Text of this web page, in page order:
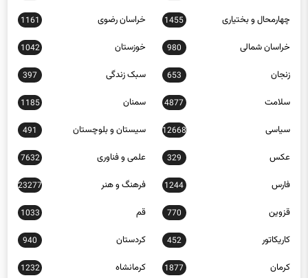
چهارمحال و بختیاری 1455 خراسان رضوی 1161
خراسان شمالی 980 خوزستان 1042
زنجان 653 سبک زندگی 397
سلامت 4877 سمنان 1185
سیاسی 12668 سیستان و بلوچستان 491
عکس 329 علمی و فناوری 7632
فارس 1244 فرهنگ و هنر 23277
قزوین 770 قم 1033
کاریکاتور 452 کردستان 940
کرمان 1877 کرمانشاه 1232